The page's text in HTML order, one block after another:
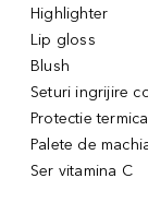
Highlighter
Lip gloss
Blush
Seturi ingrijire
Protectie
Palete de
Ser vitamina C